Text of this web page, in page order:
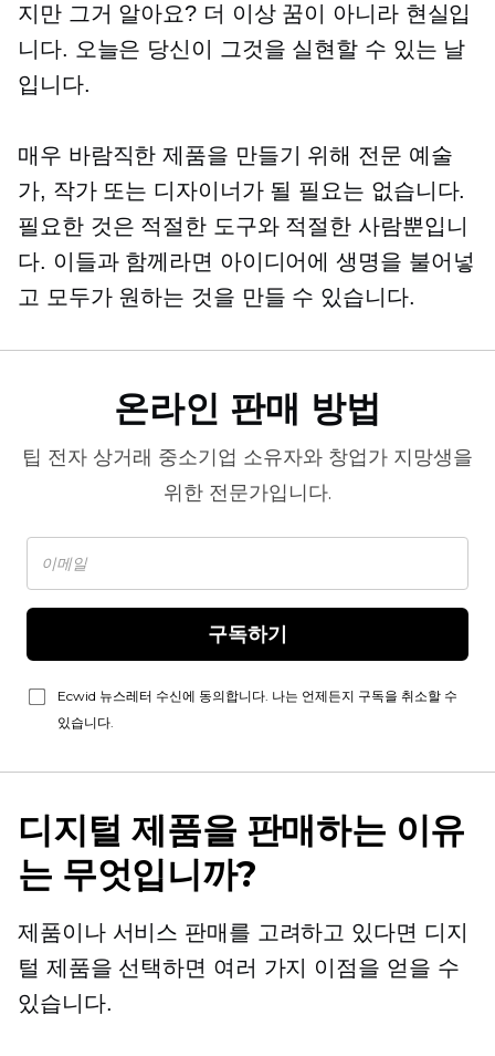
지만 그거 알아요? 더 이상 꿈이 아니라 현실입
니다. 오늘은 당신이 그것을 실현할 수 있는 날
입니다.
매우 바람직한 제품을 만들기 위해 전문 예술
가, 작가 또는 디자이너가 될 필요는 없습니다.
필요한 것은 적절한 도구와 적절한 사람뿐입니
다. 이들과 함께라면 아이디어에 생명을 불어넣
고 모두가 원하는 것을 만들 수 있습니다.
온라인 판매 방법
팁 전자 상거래 중소기업 소유자와 창업가 지망생을
위한 전문가입니다.
구독하기
Ecwid 뉴스레터 수신에 동의합니다. 나는 언제든지 구독을 취소할 수
있습니다.
디지털 제품을 판매하는 이유
는 무엇입니까?
제품이나 서비스 판매를 고려하고 있다면 디지
털 제품을 선택하면 여러 가지 이점을 얻을 수
있습니다.